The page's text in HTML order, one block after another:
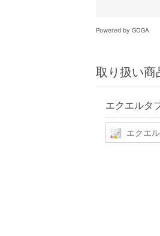
Powered by GOGA
取り扱い商
エクエルタ
エクエル